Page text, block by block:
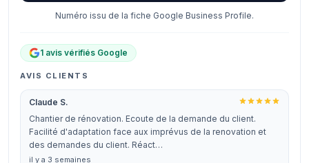
Numéro issu de la fiche Google Business Profile.
1 avis vérifiés Google
AVIS CLIENTS
Claude S.
Chantier de rénovation. Ecoute de la demande du client.
Facilité d'adaptation face aux imprévus de la renovation et
des demandes du client. Réact…
il y a 3 semaines